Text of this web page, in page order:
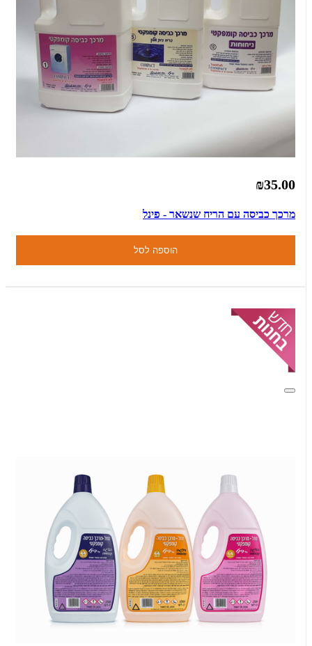
₪35.00
מרכך כביסה עם הריח שנשאר - פינל
הוספה לסל